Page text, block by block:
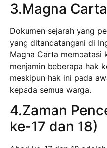
3.Magna
Dokumen sejarah yang
yang ditandatangani di
Magna Carta membatasi
menjamin beberapa hak
meskipun hak ini pada
kepada semua warga.
4.Zaman
ke-17 dan 18)